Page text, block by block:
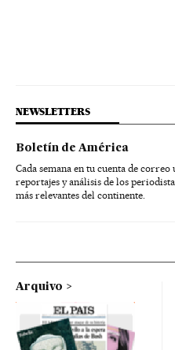
NEWSLETTERS
Boletín de América
Cada semana en tu cuenta de correo
reportajes y análisis de los
más relevantes del continente.
Arquivo